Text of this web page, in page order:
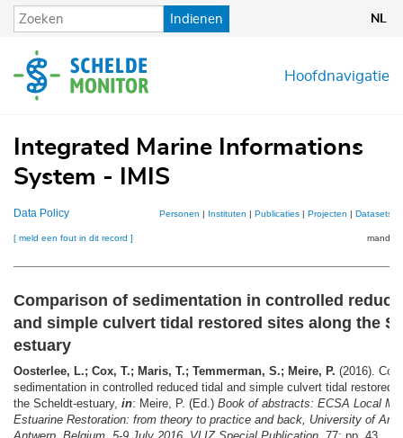
Overslaan
en
de
inhoud
Indienen NL
Hoofdnavigatie
Integrated Marine Informations
System - IMIS
Data Policy Personen | Instituten | Publicaties| Projecten | Datasets
[ meld een fout in dit record ] mandje
Comparison of sedimentation in controlled
and simple culvert tidal restored sites along the
estuary
Oosterlee, L.; Cox, T.; Maris, T.; Temmerman, S.; Meire, P. (2016).
sedimentation in controlled reduced tidal and simple culvert tidal restored
the Scheldt-estuary, in: Meire, P. (Ed.) Book of abstracts: ECSA Local
Estuarine Restoration: from theory to practice and back, University of